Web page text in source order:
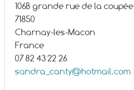
106B grande rue de la coupée
71850
Charnay-les-Macon
France
07 82 43 22 26
sandra_canty@hotmail.com